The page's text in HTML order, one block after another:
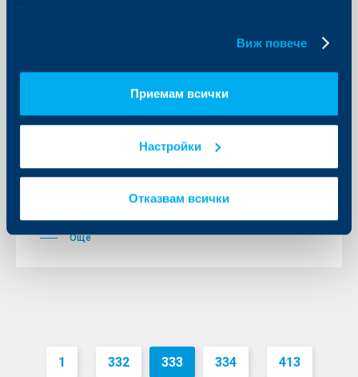
Виж повече
Приемам всички
Настройки
Отказвам всички
Нова спестовна сметка "Мое
решение"
Още
1 ... 332 333 334 ... 413